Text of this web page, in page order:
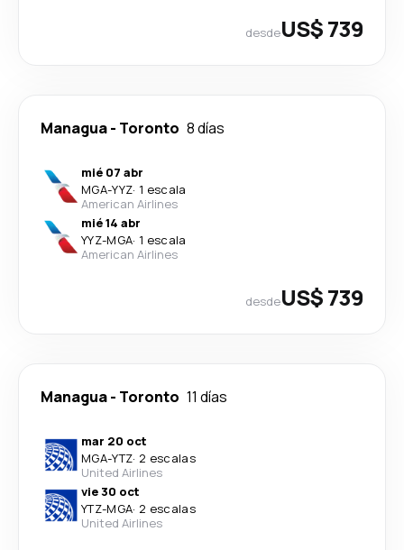
desdeUS$ 739
Managua- Toronto 8 días
mié 07 abr
MGA-YYZ· 1 escala
American Airlines
mié 14 abr
YYZ-MGA· 1 escala
American Airlines
desdeUS$ 739
Managua- Toronto 11 días
mar 20 oct
MGA-YTZ· 2 escalas
United Airlines
vie 30 oct
YTZ-MGA· 2 escalas
United Airlines